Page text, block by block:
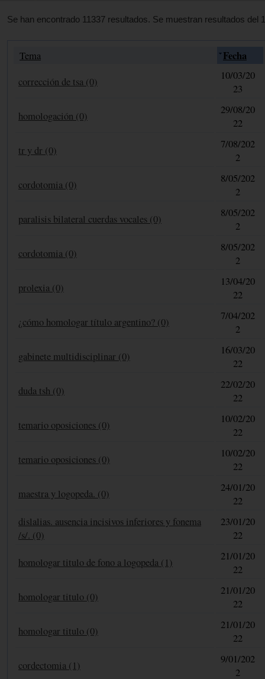
Se han encontrado 11337 resultados. Se muestran resultados del
Tema Fecha
corrección de tsa (0)
10/03/20
23
homologación (0)
29/08/20
22
tr y dr (0)
7/08/202
2
cordotomia (0)
8/05/202
2
paralisis bilateral cuerdas vocales (0)
8/05/202
2
cordotomia (0)
8/05/202
2
prolexia (0)
13/04/20
22
¿cómo homologar título argentino? (0)
7/04/202
2
gabinete multidisciplinar (0)
16/03/20
22
duda tsh (0)
22/02/20
22
temario oposiciones (0)
10/02/20
22
temario oposiciones (0)
10/02/20
22
maestra y logopeda. (0)
24/01/20
22
dislalias. ausencia incisivos inferiores y fonema
/s/. (0)
23/01/20
22
homologar titulo de fono a logopeda (1)
21/01/20
22
homologar titulo (0)
21/01/20
22
homologar titulo (0)
21/01/20
22
cordectomia (1)
9/01/202
2